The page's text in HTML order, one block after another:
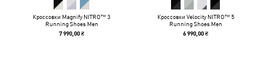
Кроссовки Magnify NITRO™ 3
Running Shoes Men
7 990,00 ₴
Кроссовки Velocity NITRO™ 5
Running Shoes Men
6 990,00 ₴